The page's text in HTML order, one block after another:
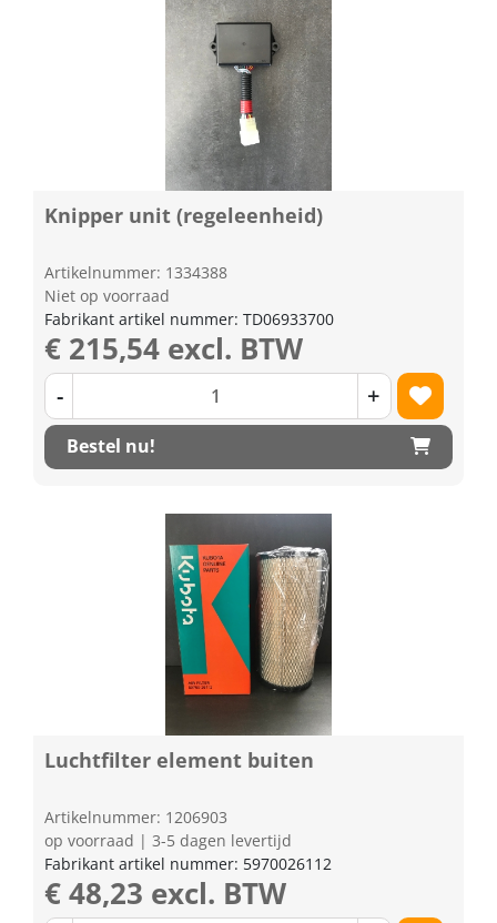
Knipper unit (regeleenheid)
Artikelnummer: 1334388
Niet op voorraad
Fabrikant artikel nummer: TD06933700
€ 215,54 excl. BTW
- +
Bestel nu!
Luchtfilter element buiten
Artikelnummer: 1206903
op voorraad | 3-5 dagen levertijd
Fabrikant artikel nummer: 5970026112
€ 48,23 excl. BTW